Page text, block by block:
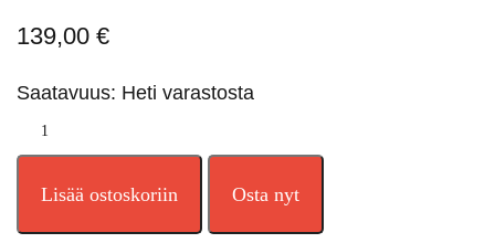
139,00 €
Saatavuus: Heti varastosta
Lisää ostoskoriin Osta nyt